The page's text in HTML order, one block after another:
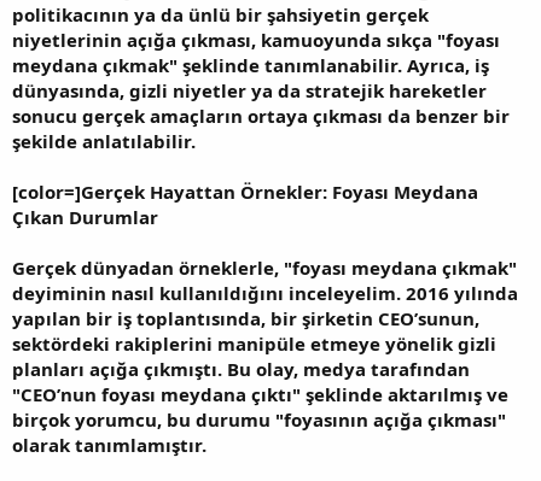
politikacının ya da ünlü bir şahsiyetin gerçek
niyetlerinin açığa çıkması, kamuoyunda sıkça "foyası
meydana çıkmak" şeklinde tanımlanabilir. Ayrıca, iş
dünyasında, gizli niyetler ya da stratejik hareketler
sonucu gerçek amaçların ortaya çıkması da benzer bir
şekilde anlatılabilir.
[color=]Gerçek Hayattan Örnekler: Foyası Meydana
Çıkan Durumlar
Gerçek dünyadan örneklerle, "foyası meydana çıkmak"
deyiminin nasıl kullanıldığını inceleyelim. 2016 yılında
yapılan bir iş toplantısında, bir şirketin CEO’sunun,
sektördeki rakiplerini manipüle etmeye yönelik gizli
planları açığa çıkmıştı. Bu olay, medya tarafından
"CEO’nun foyası meydana çıktı" şeklinde aktarılmış ve
birçok yorumcu, bu durumu "foyasının açığa çıkması"
olarak tanımlamıştır.